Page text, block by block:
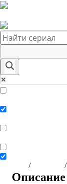
/ /
Описание